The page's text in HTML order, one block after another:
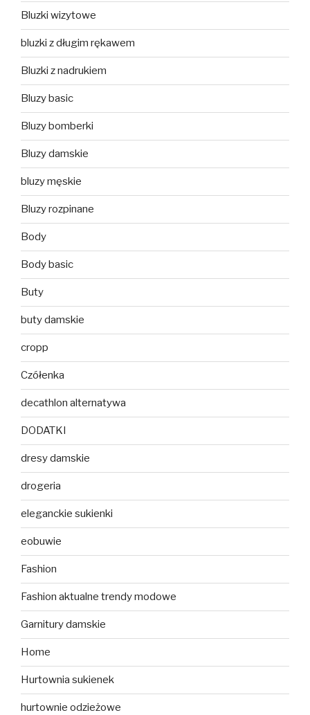
Bluzki wizytowe
bluzki z długim rękawem
Bluzki z nadrukiem
Bluzy basic
Bluzy bomberki
Bluzy damskie
bluzy męskie
Bluzy rozpinane
Body
Body basic
Buty
buty damskie
cropp
Czółenka
decathlon alternatywa
DODATKI
dresy damskie
drogeria
eleganckie sukienki
eobuwie
Fashion
Fashion aktualne trendy modowe
Garnitury damskie
Home
Hurtownia sukienek
hurtownie odzieżowe